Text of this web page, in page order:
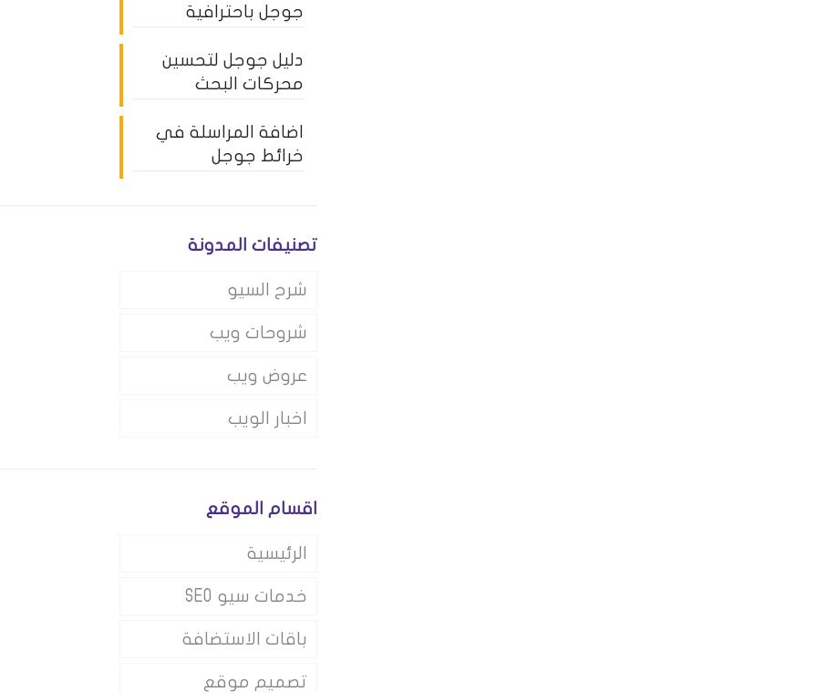
جوجل باحترافية
دليل جوجل لتحسين
محركات البحث
اضافة المراسلة في
خرائط جوجل
تصنيفات المدونة
شرح السيو
شروحات ويب
عروض ويب
اخبار الويب
اقسام الموقع
الرئيسية
خدمات سيو SEO
باقات الاستضافة
تصميم موقع